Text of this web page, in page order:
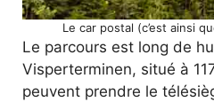
Le car postal (c’est ainsi
Le parcours est long de
Visperterminen, situé à
peuvent prendre le